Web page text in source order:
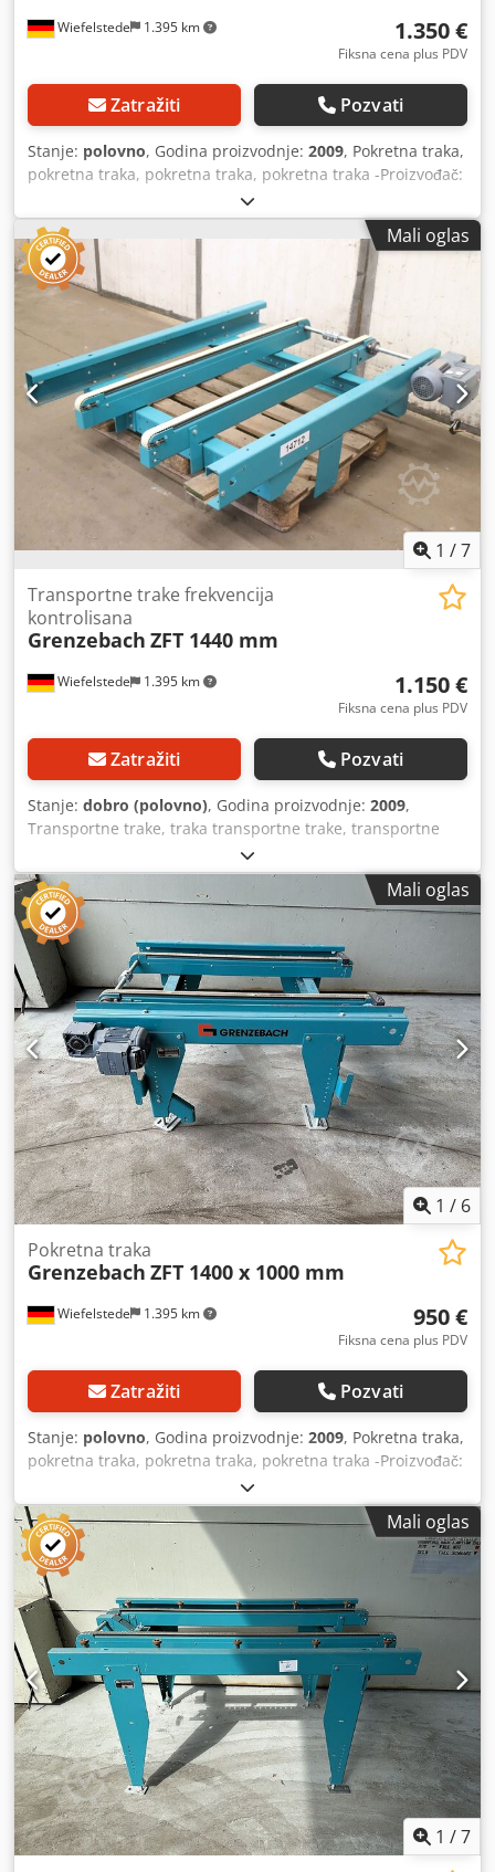
Wiefelstede 1.395 km 1.350 €
Fiksna cena plus PDV
Zatražiti Pozvati
Stanje: polovno, Godina proizvodnje: 2009, Pokretna traka,
pokretna traka, pokretna traka, pokretna traka -Proizvođač:
Grenzebach, pokretna traka pokretne trake tipa ZFT -
Brzina: Kontrolisana frekvencija -Dužina pokretne trake:
3200 mm -Razmak između kaiša: 400 mm Csdotrhm Uspfx
Ahmjha -Vozi: SEW-Eurodrive 0.075/0.37 kW 280-1400/14-
72 rpm -Količina: 2x pokretna traka dostupna -Cena: po
komadu -Dimenzije: 3260/1180/H990 mm -Težina: 220
kg/pc
Mali oglas
1 /7
Wiefelstede 1.395 km
Transportne trake frekvencija
kontrolisana
Grenzebach ZFT 1440 mm
1.150 €
Fiksna cena plus PDV
Zatražiti Pozvati
Stanje: dobro (polovno), Godina proizvodnje: 2009,
Transportne trake, traka transportne trake, transportne
trake, traka transporter -Proizvođač: Grenzebach,
transportne trake transportne trake tip ZFT -Brzina:
Kontrolisana frekvencija -Dužina transportne trake: 1440
mm -Razmak između pojaseva: 395 mm Chjdpfx Ahev Tl A
Esmsa -Drive: SEW-Eurodrive 0.075/0.37 kW 280-1400/14-72
rpm -Količina: 1k transportne trake na raspolaganju -
Dimenzije: 1450/1370 / H400 mm, -Težina: 129 kg
Mali oglas
1 / 6
Wiefelstede 1.395 km
Pokretna traka
Grenzebach ZFT 1400 x 1000 mm
950 €
Fiksna cena plus PDV
Zatražiti Pozvati
Stanje: polovno, Godina proizvodnje: 2009, Pokretna traka,
pokretna traka, pokretna traka, pokretna traka -Proizvođač:
Grenzebach, pokretna traka pokretne trake tipa ZFT -
Brzina: m/min -Dužina pokretne trake: 1400 mm -Razmak
kaiša: 560 mm -Širina prenosa: 1000 mm -Vozi: SEW-
Eurodrive 0.18 kW 1380/71 rpm -Dimenzije:
1450/1350/H750 mm -Težina: 135 kg Cjdpfetrhm Rsx
Ahmeha
Mali oglas
1 /7